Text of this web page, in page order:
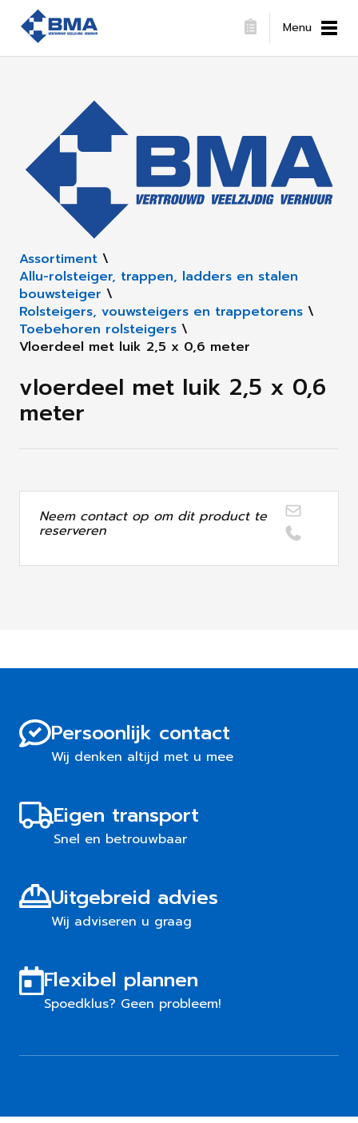
Menu
Assortiment \
Allu-rolsteiger, trappen, ladders en stalen
bouwsteiger \
Rolsteigers, vouwsteigers en trappetorens \
Toebehoren rolsteigers \
Vloerdeel met luik 2,5 x 0,6 meter
vloerdeel met luik 2,5 x 0,6
meter
Neem contact op om dit product te
reserveren
Persoonlijk contact
Wij denken altijd met u mee
Eigen transport
Snel en betrouwbaar
Uitgebreid advies
Wij adviseren u graag
Flexibel plannen
Spoedklus? Geen probleem!